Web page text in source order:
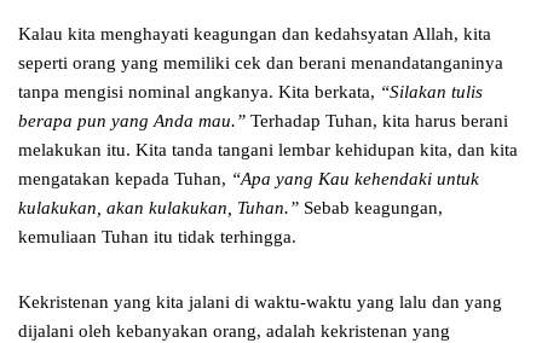
Kalau kita menghayati keagungan dan kedahsyatan Allah, kita
seperti orang yang memiliki cek dan berani menandatanganinya
tanpa mengisi nominal angkanya. Kita berkata, “Silakan tulis
berapa pun yang Anda mau.” Terhadap Tuhan, kita harus berani
melakukan itu. Kita tanda tangani lembar kehidupan kita, dan kita
mengatakan kepada Tuhan, “Apa yang Kau kehendaki untuk
kulakukan, akan kulakukan, Tuhan.” Sebab keagungan,
kemuliaan Tuhan itu tidak terhingga.
Kekristenan yang kita jalani di waktu-waktu yang lalu dan yang
dijalani oleh kebanyakan orang, adalah kekristenan yang